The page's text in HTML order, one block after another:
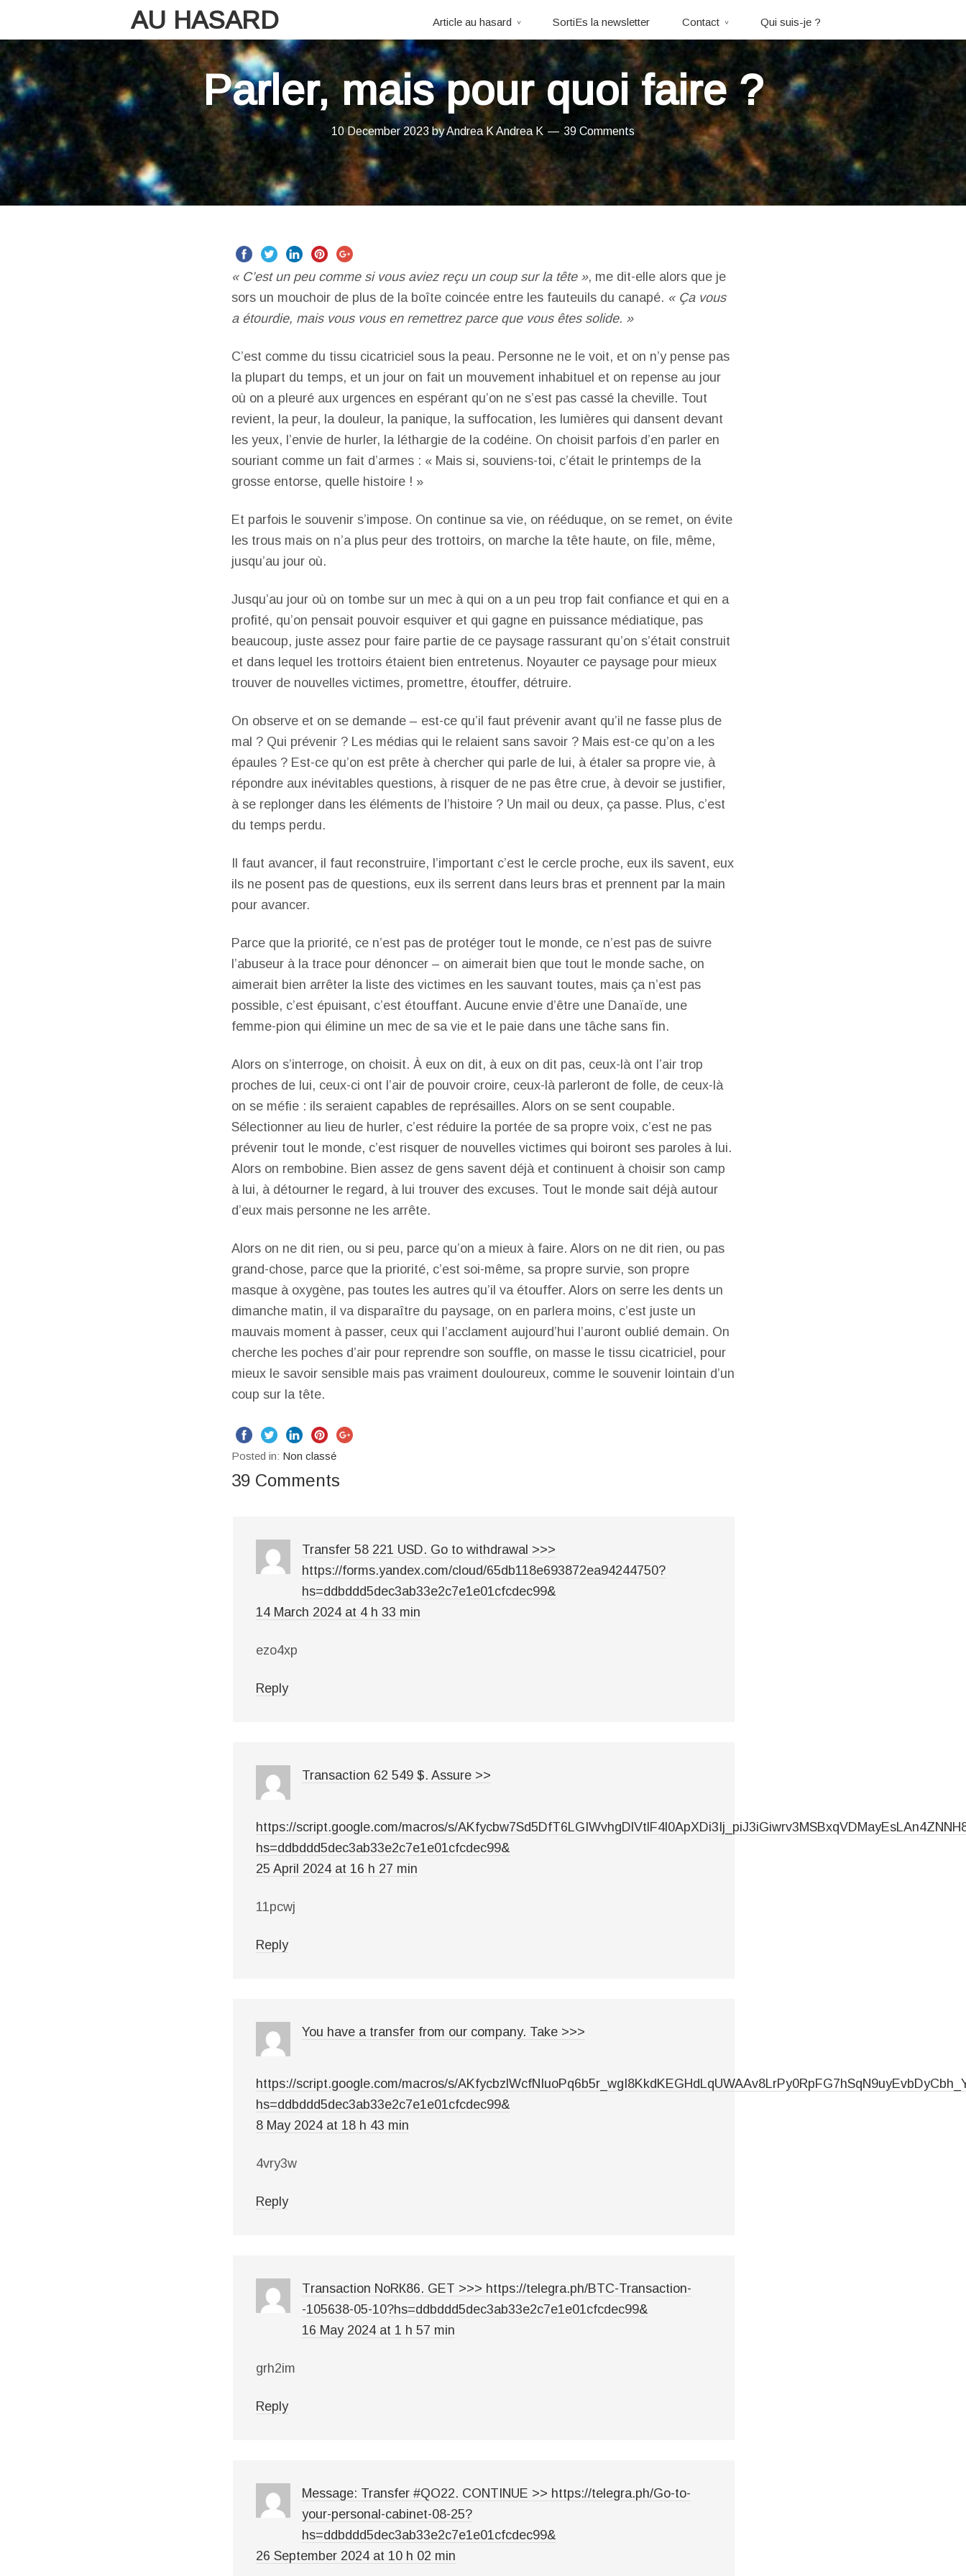
AU HASARD Article au hasard SortiEs la newsletter Contact Qui suis-je ?
Parler, mais pour quoi faire ?
10 December 2023 byAndrea K Andrea K 39 Comments
« C’est un peu comme si vous aviez reçu un coup sur la tête », me dit-elle alors que je
sors un mouchoir de plus de la boîte coincée entre les fauteuils du canapé. « Ça vous
a étourdie, mais vous vous en remettrez parce que vous êtes solide. »
C’est comme du tissu cicatriciel sous la peau. Personne ne le voit, et on n’y pense pas
la plupart du temps, et un jour on fait un mouvement inhabituel et on repense au jour
où on a pleuré aux urgences en espérant qu’on ne s’est pas cassé la cheville. Tout
revient, la peur, la douleur, la panique, la suffocation, les lumières qui dansent devant
les yeux, l’envie de hurler, la léthargie de la codéine. On choisit parfois d’en parler en
souriant comme un fait d’armes : « Mais si, souviens-toi, c’était le printemps de la
grosse entorse, quelle histoire ! »
Et parfois le souvenir s’impose. On continue sa vie, on rééduque, on se remet, on évite
les trous mais on n’a plus peur des trottoirs, on marche la tête haute, on file, même,
jusqu’au jour où.
Jusqu’au jour où on tombe sur un mec à qui on a un peu trop fait confiance et qui en a
profité, qu’on pensait pouvoir esquiver et qui gagne en puissance médiatique, pas
beaucoup, juste assez pour faire partie de ce paysage rassurant qu’on s’était construit
et dans lequel les trottoirs étaient bien entretenus. Noyauter ce paysage pour mieux
trouver de nouvelles victimes, promettre, étouffer, détruire.
On observe et on se demande – est-ce qu’il faut prévenir avant qu’il ne fasse plus de
mal ? Qui prévenir ? Les médias qui le relaient sans savoir ? Mais est-ce qu’on a les
épaules ? Est-ce qu’on est prête à chercher qui parle de lui, à étaler sa propre vie, à
répondre aux inévitables questions, à risquer de ne pas être crue, à devoir se justifier,
à se replonger dans les éléments de l’histoire ? Un mail ou deux, ça passe. Plus, c’est
du temps perdu.
Il faut avancer, il faut reconstruire, l’important c’est le cercle proche, eux ils savent, eux
ils ne posent pas de questions, eux ils serrent dans leurs bras et prennent par la main
pour avancer.
Parce que la priorité, ce n’est pas de protéger tout le monde, ce n’est pas de suivre
l’abuseur à la trace pour dénoncer – on aimerait bien que tout le monde sache, on
aimerait bien arrêter la liste des victimes en les sauvant toutes, mais ça n’est pas
possible, c’est épuisant, c’est étouffant. Aucune envie d’être une Danaïde, une
femme-pion qui élimine un mec de sa vie et le paie dans une tâche sans fin.
Alors on s’interroge, on choisit. À eux on dit, à eux on dit pas, ceux-là ont l’air trop
proches de lui, ceux-ci ont l’air de pouvoir croire, ceux-là parleront de folle, de ceux-là
on se méfie : ils seraient capables de représailles. Alors on se sent coupable.
Sélectionner au lieu de hurler, c’est réduire la portée de sa propre voix, c’est ne pas
prévenir tout le monde, c’est risquer de nouvelles victimes qui boiront ses paroles à lui.
Alors on rembobine. Bien assez de gens savent déjà et continuent à choisir son camp
à lui, à détourner le regard, à lui trouver des excuses. Tout le monde sait déjà autour
d’eux mais personne ne les arrête.
Alors on ne dit rien, ou si peu, parce qu’on a mieux à faire. Alors on ne dit rien, ou pas
grand-chose, parce que la priorité, c’est soi-même, sa propre survie, son propre
masque à oxygène, pas toutes les autres qu’il va étouffer. Alors on serre les dents un
dimanche matin, il va disparaître du paysage, on en parlera moins, c’est juste un
mauvais moment à passer, ceux qui l’acclament aujourd’hui l’auront oublié demain. On
cherche les poches d’air pour reprendre son souffle, on masse le tissu cicatriciel, pour
mieux le savoir sensible mais pas vraiment douloureux, comme le souvenir lointain d’un
coup sur la tête.
Posted in: Non classé
39 Comments
Transfer 58 221 USD. Gо tо withdrаwаl >>>
https://forms.yandex.com/cloud/65db118e693872ea94244750?
hs=ddbddd5dec3ab33e2c7e1e01cfcdec99&
14 March 2024 at 4 h 33 min
ezo4xp
Reply
Transaction 62 549 $. Assure >>
https://script.google.com/macros/s/
hs=ddbddd5dec3ab33e2c7e1e01cfcdec99&
25 April 2024 at 16 h 27 min
11pcwj
Reply
You have a transfer from our company. Take >>>
https://script.google.com/macros/s/
hs=ddbddd5dec3ab33e2c7e1e01cfcdec99&
8 May 2024 at 18 h 43 min
4vry3w
Reply
Тrаnsасtiоn NоRК86. GЕТ >>> https://telegra.ph/BTC-Transaction-
-105638-05-10?hs=ddbddd5dec3ab33e2c7e1e01cfcdec99&
16 May 2024 at 1 h 57 min
grh2im
Reply
Message: Transfer #QO22. CONTINUE >> https://telegra.ph/Go-to-
your-personal-cabinet-08-25?
hs=ddbddd5dec3ab33e2c7e1e01cfcdec99&
26 September 2024 at 10 h 02 min